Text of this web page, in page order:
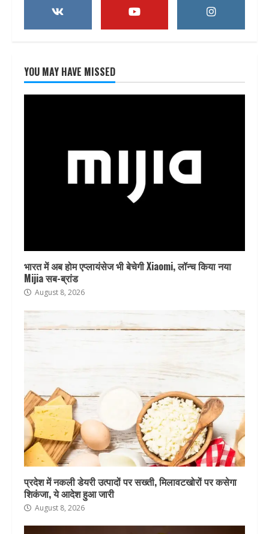
YOU MAY HAVE MISSED
भारत में अब होम एप्लायंसेज भी बेचेगी Xiaomi, लॉन्च किया नया
Mijia सब-ब्रांड
August 8, 2026
प्रदेश में नकली डेयरी उत्पादों पर सख्ती, मिलावटखोरों पर कसेगा
शिकंजा, ये आदेश हुआ जारी
August 8, 2026